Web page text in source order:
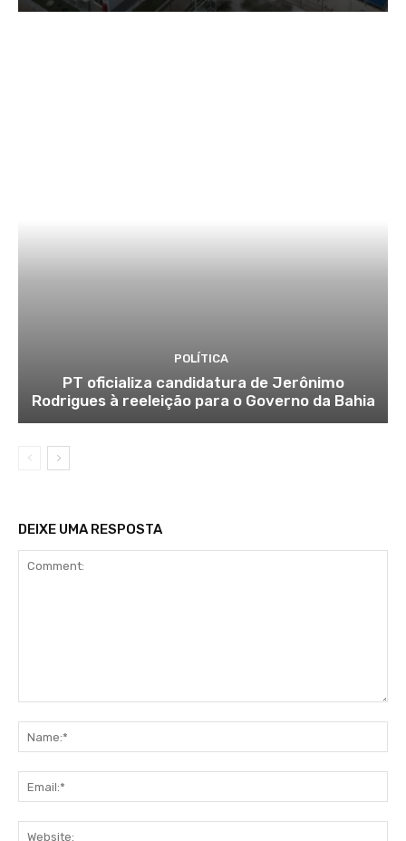
POLÍTICA
PT oficializa candidatura de Jerônimo
Rodrigues à reeleição para o Governo da Bahia
DEIXE UMA RESPOSTA